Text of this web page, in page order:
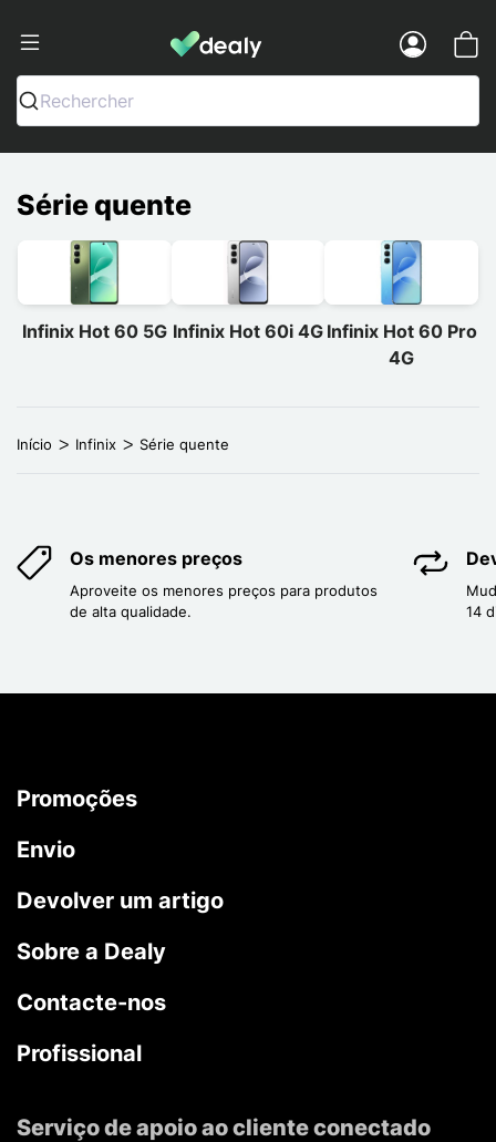
Dealy - Capas e acessórios para
Rechercher
Série quente
Infinix Hot 60 5G Infinix Hot 60i 4G Infinix Hot 60 Pro
4G
Início Infinix Série quente
Os menores preços
Aproveite os menores preços para produtos
de alta qualidade.
14
Promoções
Envio
Devolver um artigo
Sobre a Dealy
Contacte-nos
Profissional
Serviço de apoio ao cliente conectado